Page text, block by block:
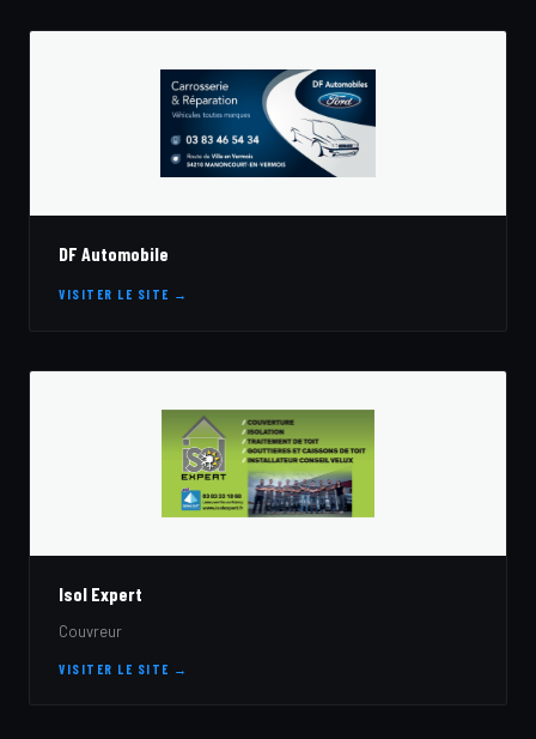
DF Automobile
VISITER LE SITE →
Isol Expert
Couvreur
VISITER LE SITE →